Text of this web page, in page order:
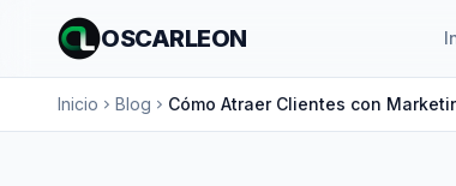
OSCARLEON
Inicio chevron_right Blog chevron_right Cómo Atraer Clientes con